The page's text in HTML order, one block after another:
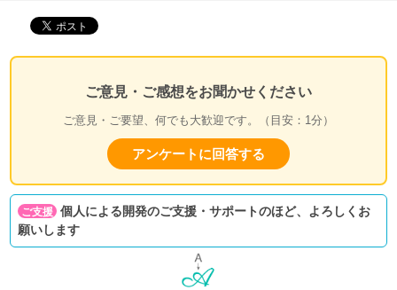
ご意見・ご感想をお聞かせください
ご意見・ご要望、何でも大歓迎です。（目安：1分）
アンケートに回答する
ご支援 個人による開発のご支援・サポートのほど、よろしくお
願いします